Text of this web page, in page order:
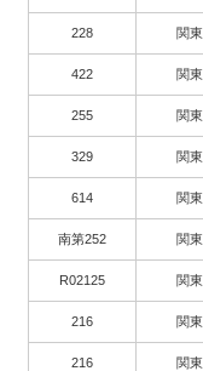
228 関東
422 関東
255 関東
329 関東
614 関東
南第252 関東
R02125 関東
216 関東
216 関東